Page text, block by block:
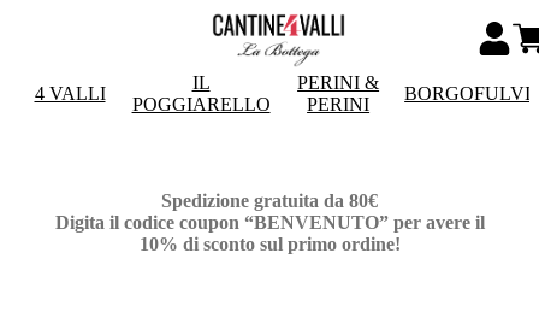
4 VALLI
IL
POGGIARELLO
PERINI &
PERINI
Spedizione gratuita da 80€
Digita il codice coupon “BENVENUTO” per avere il
10% di sconto sul primo ordine!